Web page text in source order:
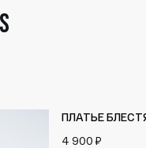
ПЛАТЬЕ
4 900 ₽